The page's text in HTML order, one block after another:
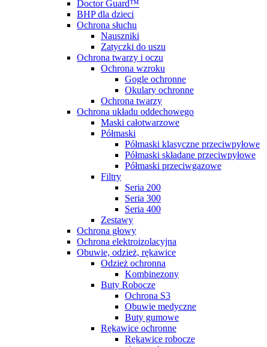
Doctor Guard™
BHP dla dzieci
Ochrona słuchu
Nauszniki
Zatyczki do uszu
Ochrona twarzy i oczu
Ochrona wzroku
Gogle ochronne
Okulary ochronne
Ochrona twarzy
Ochrona układu oddechowego
Maski całotwarzowe
Półmaski
Półmaski klasyczne przeciwpyłowe
Półmaski składane przeciwpyłowe
Półmaski przeciwgazowe
Filtry
Seria 200
Seria 300
Seria 400
Zestawy
Ochrona głowy
Ochrona elektroizolacyjna
Obuwie, odzież, rękawice
Odzież ochronna
Kombinezony
Buty Robocze
Ochrona S3
Obuwie medyczne
Buty gumowe
Rękawice ochronne
Rękawice robocze